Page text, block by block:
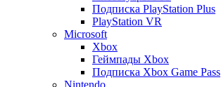
Подписка PlayStation Plus
PlayStation VR
Microsoft
Xbox
Геймпады Xbox
Подписка Xbox Game Pass